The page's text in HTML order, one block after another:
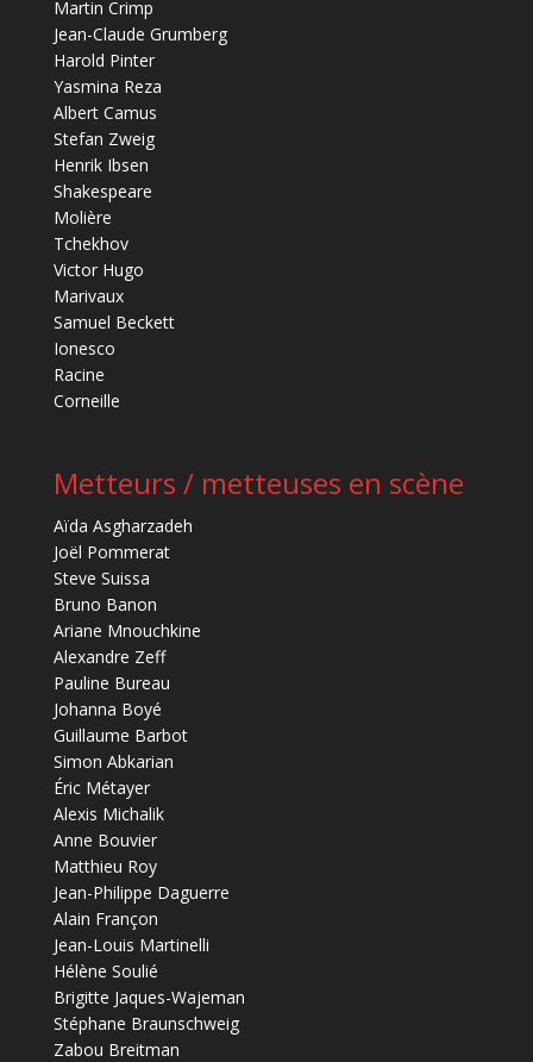
Martin Crimp
Jean-Claude Grumberg
Harold Pinter
Yasmina Reza
Albert Camus
Stefan Zweig
Henrik Ibsen
Shakespeare
Molière
Tchekhov
Victor Hugo
Marivaux
Samuel Beckett
Ionesco
Racine
Corneille
Metteurs / metteuses en scène
Aïda Asgharzadeh
Joël Pommerat
Steve Suissa
Bruno Banon
Ariane Mnouchkine
Alexandre Zeff
Pauline Bureau
Johanna Boyé
Guillaume Barbot
Simon Abkarian
Éric Métayer
Alexis Michalik
Anne Bouvier
Matthieu Roy
Jean-Philippe Daguerre
Alain Françon
Jean-Louis Martinelli
Hélène Soulié
Brigitte Jaques-Wajeman
Stéphane Braunschweig
Zabou Breitman